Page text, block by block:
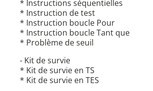
* Instructions séquentielles
* Instruction de test
* Instruction boucle Pour
* Instruction boucle Tant que
* Problème de seuil
- Kit de survie
* Kit de survie en TS
* Kit de survie en TES